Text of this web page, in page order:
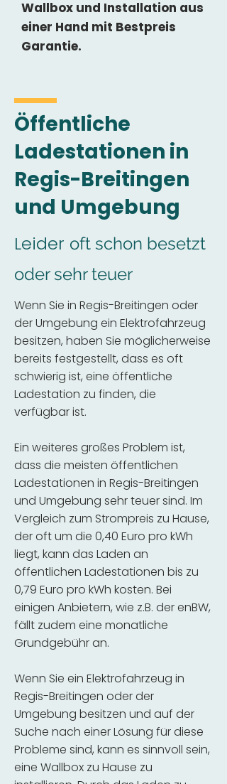
Wallbox und Installation aus
einer Hand mit Bestpreis
Garantie.
Öffentliche
Ladestationen in
Regis-Breitingen
und Umgebung
Leider oft schon besetzt
oder sehr teuer
Wenn Sie in Regis-Breitingen oder
der Umgebung ein Elektrofahrzeug
besitzen, haben Sie möglicherweise
bereits festgestellt, dass es oft
schwierig ist, eine öffentliche
Ladestation zu finden, die
verfügbar ist.
Ein weiteres großes Problem ist,
dass die meisten öffentlichen
Ladestationen in Regis-Breitingen
und Umgebung sehr teuer sind. Im
Vergleich zum Strompreis zu Hause,
der oft um die 0,40 Euro pro kWh
liegt, kann das Laden an
öffentlichen Ladestationen bis zu
0,79 Euro pro kWh kosten. Bei
einigen Anbietern, wie z.B. der enBW,
fällt zudem eine monatliche
Grundgebühr an.
Wenn Sie ein Elektrofahrzeug in
Regis-Breitingen oder der
Umgebung besitzen und auf der
Suche nach einer Lösung für diese
Probleme sind, kann es sinnvoll sein,
eine Wallbox zu Hause zu